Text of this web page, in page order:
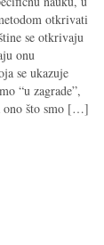
otkrivati
se otkrivaju
onu
se ukazuje
“u zagrade”,
ono što smo […]